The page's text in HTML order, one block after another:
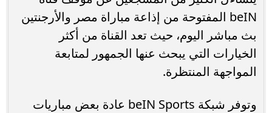
beIN المفتوحة من إذاعة مباراة مصر والأرجنتين
بث مباشر اليوم، حيث تعد القناة من أكثر
الخيارات التي يبحث عنها الجمهور لمتابعة
المواجهة المنتظرة.
وتوفر شبكة beIN Sports عادة بعض مباريات